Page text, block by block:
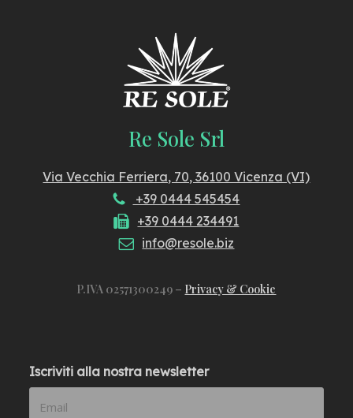
Re Sole Srl
Via Vecchia Ferriera, 70, 36100 Vicenza (VI)
+39 0444 545454
+39 0444 234491
info@resole.biz
P.IVA 02571300249 – Privacy & Cookie
Iscriviti alla nostra newsletter